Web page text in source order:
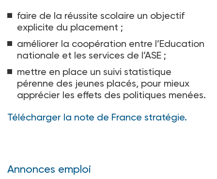
faire de la réussite scolaire un objectif
explicite du placement ;
améliorer la coopération entre l’Education
nationale et les services de l’ASE ;
mettre en place un suivi statistique
pérenne des jeunes placés, pour mieux
apprécier les effets des politiques menées.
Télécharger la note de France stratégie.
Annonces emploi